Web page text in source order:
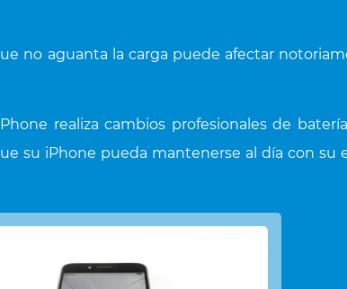
no aguanta la carga puede afectar
realiza cambios profesionales de
su iPhone pueda mantenerse al día con su